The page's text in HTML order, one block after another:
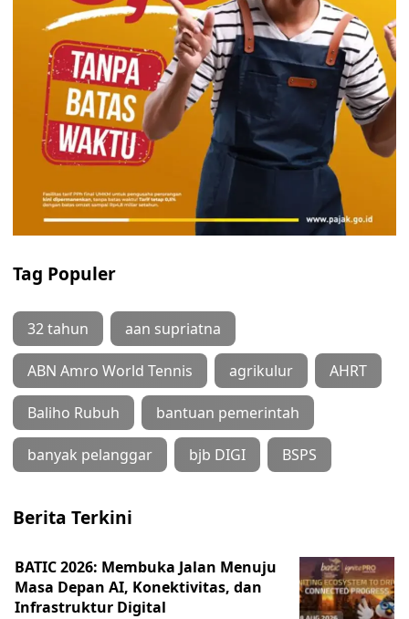
Tag Populer
32 tahun aan supriatna
ABN Amro World Tennis agrikulur AHRT
Baliho Rubuh bantuan pemerintah
banyak pelanggar bjb DIGI BSPS
Berita Terkini
BATIC 2026: Membuka Jalan Menuju
Masa Depan AI, Konektivitas, dan
Infrastruktur Digital